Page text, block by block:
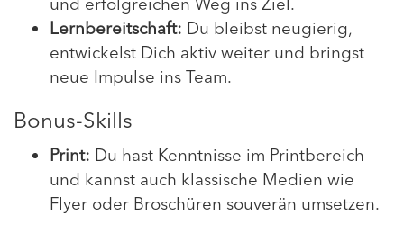
Lernbereitschaft: Du bleibst neugierig,
entwickelst Dich aktiv weiter und bringst
neue Impulse ins Team.
Bonus-Skills
Print: Du hast Kenntnisse im Printbereich
und kannst auch klassische Medien wie
Flyer oder Broschüren souverän umsetzen.